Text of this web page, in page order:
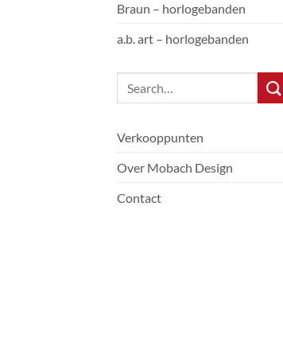
Braun – horlogebanden
a.b. art – horlogebanden
Verkooppunten
Over Mobach Design
Contact